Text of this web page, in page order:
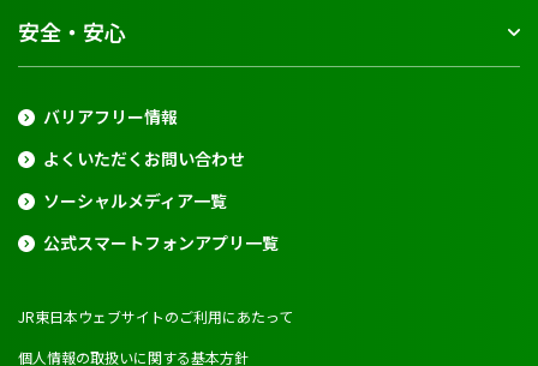
安全・安心
バリアフリー情報
よくいただくお問い合わせ
ソーシャルメディア一覧
公式スマートフォンアプリ一覧
JR東日本ウェブサイトのご利用にあたって
個人情報の取扱いに関する基本方針